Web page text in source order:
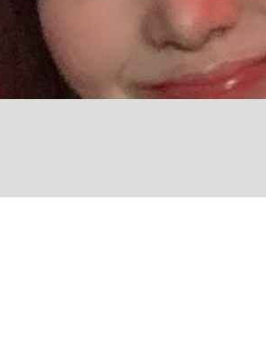
実 選手が明かす...
』倉本聰氏（91...